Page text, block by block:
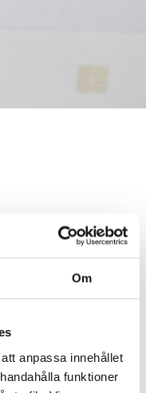
Om
anpassa innehållet
funktioner
för 2025